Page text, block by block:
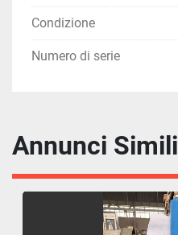
Condizione
Numero di serie
Annunci Simili